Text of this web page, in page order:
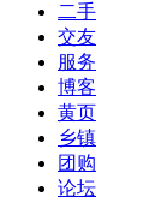
二手
交友
服务
博客
黄页
乡镇
团购
论坛